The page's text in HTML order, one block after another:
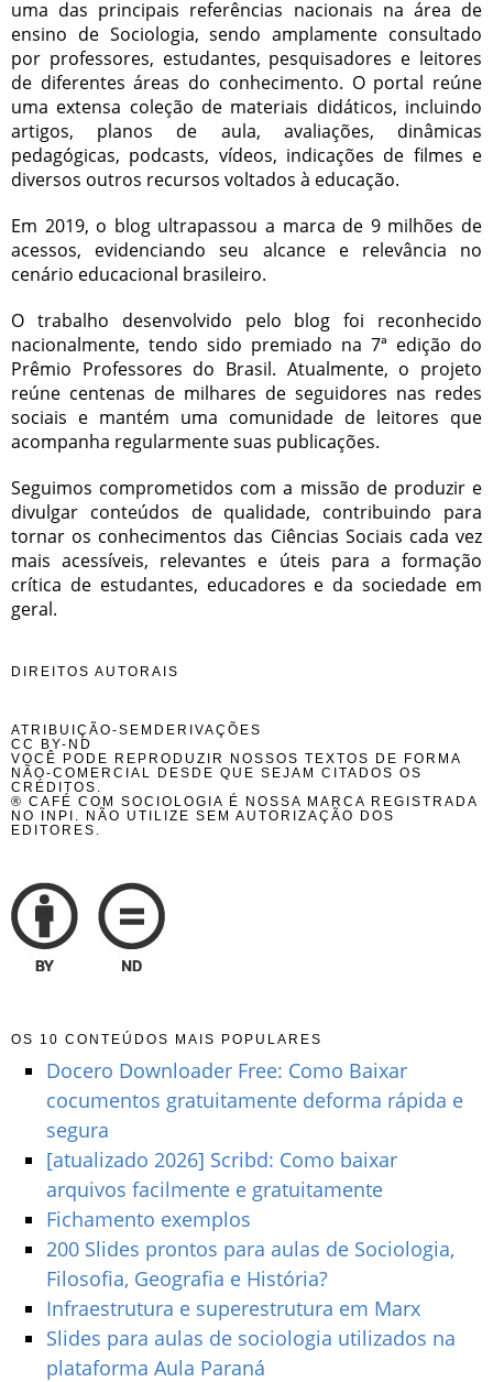
uma das principais referências nacionais na área de
ensino de Sociologia, sendo amplamente consultado
por professores, estudantes, pesquisadores e leitores
de diferentes áreas do conhecimento. O portal reúne
uma extensa coleção de materiais didáticos, incluindo
artigos, planos de aula, avaliações, dinâmicas
pedagógicas, podcasts, vídeos, indicações de filmes e
diversos outros recursos voltados à educação.
Em 2019, o blog ultrapassou a marca de 9 milhões de
acessos, evidenciando seu alcance e relevância no
cenário educacional brasileiro.
O trabalho desenvolvido pelo blog foi reconhecido
nacionalmente, tendo sido premiado na 7ª edição do
Prêmio Professores do Brasil. Atualmente, o projeto
reúne centenas de milhares de seguidores nas redes
sociais e mantém uma comunidade de leitores que
acompanha regularmente suas publicações.
Seguimos comprometidos com a missão de produzir e
divulgar conteúdos de qualidade, contribuindo para
tornar os conhecimentos das Ciências Sociais cada vez
mais acessíveis, relevantes e úteis para a formação
crítica de estudantes, educadores e da sociedade em
geral.
DIREITOS AUTORAIS
ATRIBUIÇÃO-SEMDERIVAÇÕES
CC BY-ND
VOCÊ PODE REPRODUZIR NOSSOS TEXTOS DE FORMA
NÃO-COMERCIAL DESDE QUE SEJAM CITADOS OS
CRÉDITOS.
® CAFÉ COM SOCIOLOGIA É NOSSA MARCA REGISTRADA
NO INPI. NÃO UTILIZE SEM AUTORIZAÇÃO DOS
EDITORES.
OS 10 CONTEÚDOS MAIS POPULARES
Docero Downloader Free: Como Baixar
cocumentos gratuitamente deforma rápida e
segura
[atualizado 2026] Scribd: Como baixar
arquivos facilmente e gratuitamente
Fichamento exemplos
200 Slides prontos para aulas de Sociologia,
Filosofia, Geografia e História?
Infraestrutura e superestrutura em Marx
Slides para aulas de sociologia utilizados na
plataforma Aula Paraná